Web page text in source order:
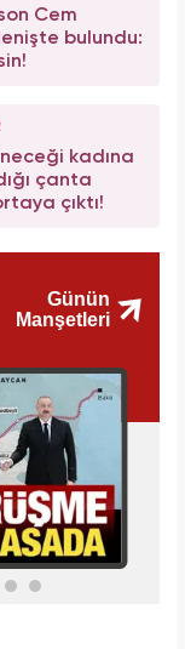
Cem
bulundu:
kadına
çanta
çıktı!